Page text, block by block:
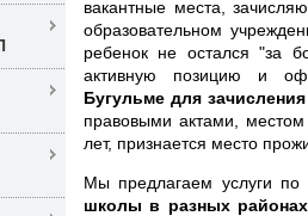
вакантные места,
образовательном
ребенок не остался "за
активную позицию и
Бугульме для
правовыми актами,
лет, признается место
Мы предлагаем услуги по
школы в разных